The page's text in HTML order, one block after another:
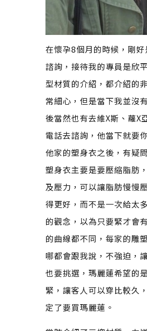
在懷孕8個月的時候，剛
諮詢，接待我的專員是欣
型材質的介紹，都介紹的
常細心，但是當下我並沒
後當然也有去維X斯、蘿X
電話去諮詢，他當下就要
他家的塑身衣之後，有疑
塑身衣主要是要壓縮脂肪
及壓力，可以讓脂肪慢慢
得更好，而不是一次給太
的觀念，以為只要緊才會
的曲線都不同，每家的雕
哪都會跟我說，不強迫，
也要挑選，瑪麗蓮希望的
緊，讓客人可以穿比較久
定了要買瑪麗蓮。